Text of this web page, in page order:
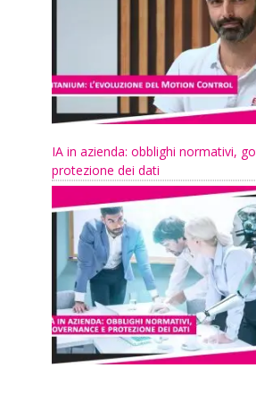
IA in azienda: obblighi normativi,
protezione dei dati